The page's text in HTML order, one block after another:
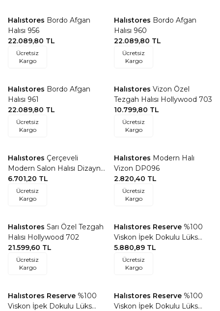
Favorilere Ekle
Halıstores Bordo Afgan
Halısı 956
22.089,80 TL
Ücretsiz
Kargo
Favorilere Ekle
Halıstores Bordo Afgan
Halısı 960
22.089,80 TL
Ücretsiz
Kargo
Favorilere Ekle
Halıstores Bordo Afgan
Halısı 961
22.089,80 TL
Ücretsiz
Kargo
Favorilere Ekle
Halıstores Vizon Özel
Tezgah Halısı Hollywood 703
10.799,80 TL
Ücretsiz
Kargo
Favorilere Ekle
Halıstores Çerçeveli
Modern Salon Halısı Dizayn
Beyaz Gold 1128
6.701,20 TL
Ücretsiz
Kargo
Favorilere Ekle
Halıstores Modern Halı
Vizon DP096
2.820,40 TL
Ücretsiz
Kargo
Favorilere Ekle
Halıstores Sarı Özel Tezgah
Halısı Hollywood 702
21.599,60 TL
Ücretsiz
Kargo
Favorilere Ekle
Halıstores Reserve %100
Viskon İpek Dokulu Lüks
Halı 14 Krem Vizon
5.880,89 TL
Ücretsiz
Kargo
Favorilere Ekle
Halıstores Reserve %100
Viskon İpek Dokulu Lüks
Favorilere Ekle
Halıstores Reserve %100
Viskon İpek Dokulu Lüks